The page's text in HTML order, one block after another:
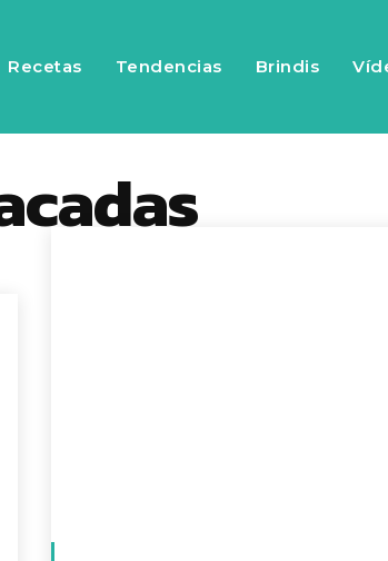
Recetas Tendencias Brindis